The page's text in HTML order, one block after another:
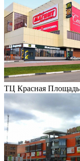
ТЦ Красная Площадь